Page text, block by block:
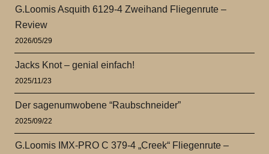
G.Loomis Asquith 6129-4 Zweihand Fliegenrute –
Review
2026/05/29
Jacks Knot – genial einfach!
2025/11/23
Der sagenumwobene “Raubschneider”
2025/09/22
G.Loomis IMX-PRO C 379-4 „Creek“ Fliegenrute –